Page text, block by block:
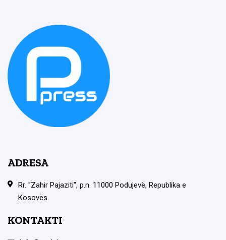
ADRESA
Rr. "Zahir Pajaziti", p.n. 11000 Podujevë, Republika e
Kosovës.
KONTAKTI